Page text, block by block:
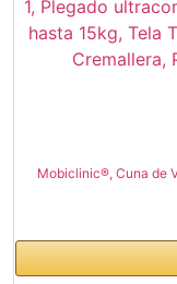
Mobiclinic®, Cuna de